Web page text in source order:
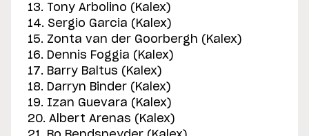
13. Tony Arbolino (Kalex)
14. Sergio Garcia (Kalex)
15. Zonta van der Goorbergh (Kalex)
16. Dennis Foggia (Kalex)
17. Barry Baltus (Kalex)
18. Darryn Binder (Kalex)
19. Izan Guevara (Kalex)
20. Albert Arenas (Kalex)